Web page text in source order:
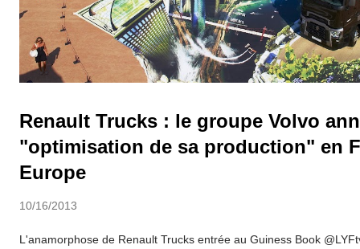
Renault Trucks : le groupe Volvo
"optimisation de sa production" en
Europe
10/16/2013
L'anamorphose de Renault Trucks entrée au Guiness Book